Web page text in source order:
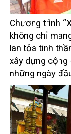
Chương trình
không chỉ
lan tỏa tinh
xây dựng cộng
những ngày